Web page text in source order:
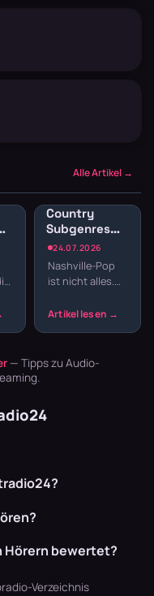
Alle Artikel →
24.07.2026
Country
Subgenres
Radio:
Bluegrass,
Honky Tonk
Nashville-Pop
ist nicht alles.
Wurzeln, die
Monroes
— Tipps zu Audio-
Hörern bewertet?
Verzeichnis